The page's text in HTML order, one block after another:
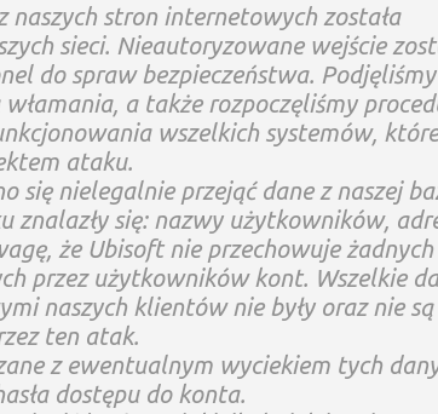
naszych stron internetowych została
sieci. Nieautoryzowane wejście
do spraw bezpieczeństwa. Podjęliśmy
a także rozpoczęliśmy
wszelkich systemów, które
ataku.
się nielegalnie przejąć dane z naszej
znalazły się: nazwy użytkowników,
że Ubisoft nie przechowuje żadnych
przez użytkowników kont. Wszelkie
naszych klientów nie były oraz nie są
ten atak.
z ewentualnym wyciekiem tych
dostępu do konta.